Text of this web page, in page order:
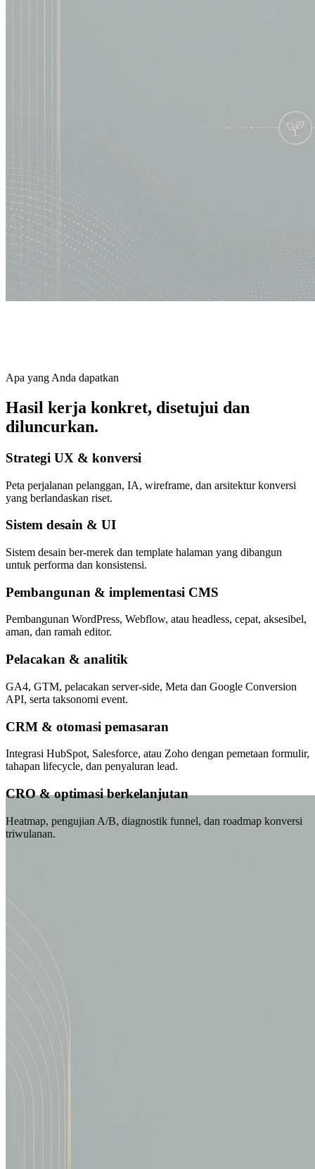
Apa yang Anda dapatkan
Hasil kerja konkret, disetujui dan
diluncurkan.
Strategi UX & konversi
Peta perjalanan pelanggan, IA, wireframe, dan arsitektur konversi
yang berlandaskan riset.
Sistem desain & UI
Sistem desain ber-merek dan template halaman yang dibangun
untuk performa dan konsistensi.
Pembangunan & implementasi CMS
Pembangunan WordPress, Webflow, atau headless, cepat, aksesibel,
aman, dan ramah editor.
Pelacakan & analitik
GA4, GTM, pelacakan server-side, Meta dan Google Conversion
API, serta taksonomi event.
CRM & otomasi pemasaran
Integrasi HubSpot, Salesforce, atau Zoho dengan pemetaan formulir,
tahapan lifecycle, dan penyaluran lead.
CRO & optimasi berkelanjutan
Heatmap, pengujian A/B, diagnostik funnel, dan roadmap konversi
triwulanan.